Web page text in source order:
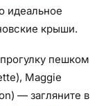
идеальное
крыши.
пешком
Maggie
— загляните в